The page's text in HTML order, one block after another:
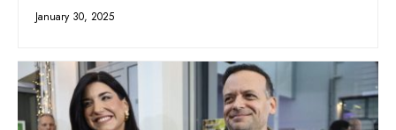
January 30, 2025